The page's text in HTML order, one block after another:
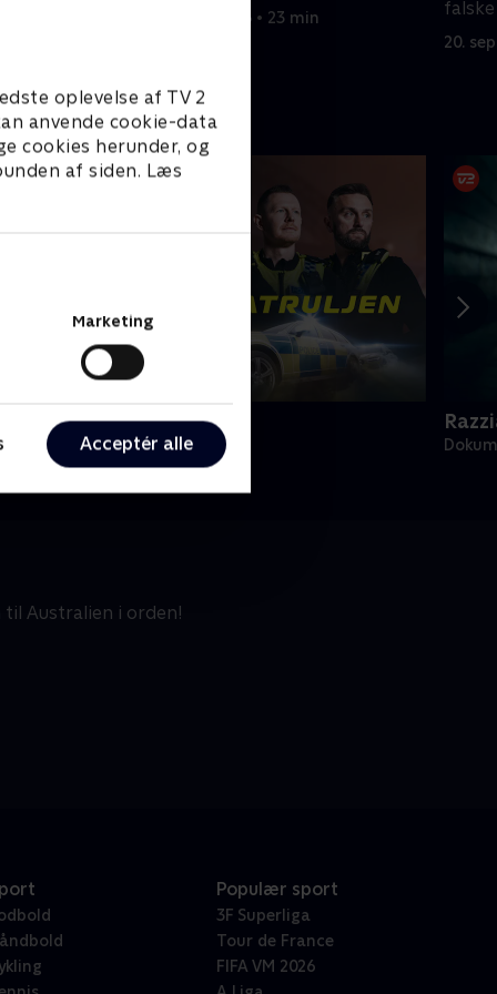
oplevelse af TV 2
anvende cookie-data
cookies herunder, og
af siden. Læs
Marketing
Acceptér alle
16. september 2016 • 23 min
20.
Motorvejspatruljen
• 7 sæsoner
Australien i orden!
Populær sport
3F Superliga
Tour de France
FIFA VM 2026